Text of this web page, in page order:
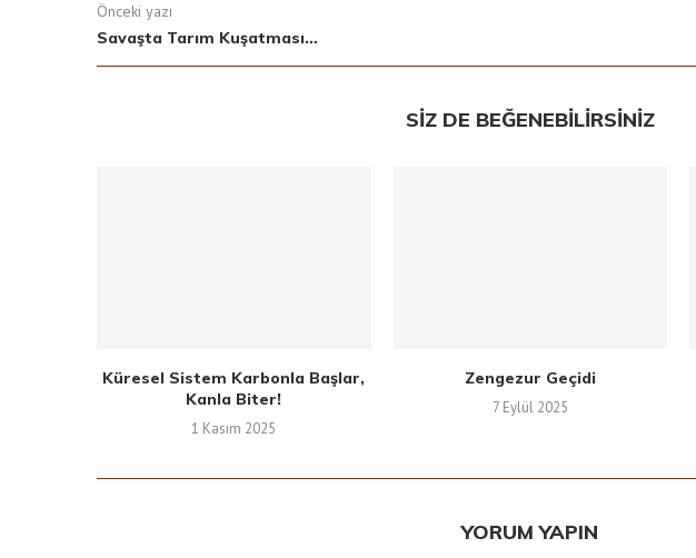
Önceki yazı
Savaşta Tarım Kuşatması…
SIZ DE BEĞENEBILIRSINIZ
Küresel Sistem Karbonla Başlar,
Kanla Biter!
1 Kasım 2025
Zengezur Geçidi
7 Eylül 2025
YORUM YAPIN